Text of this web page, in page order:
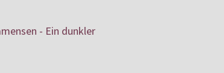
- Ein dunkler